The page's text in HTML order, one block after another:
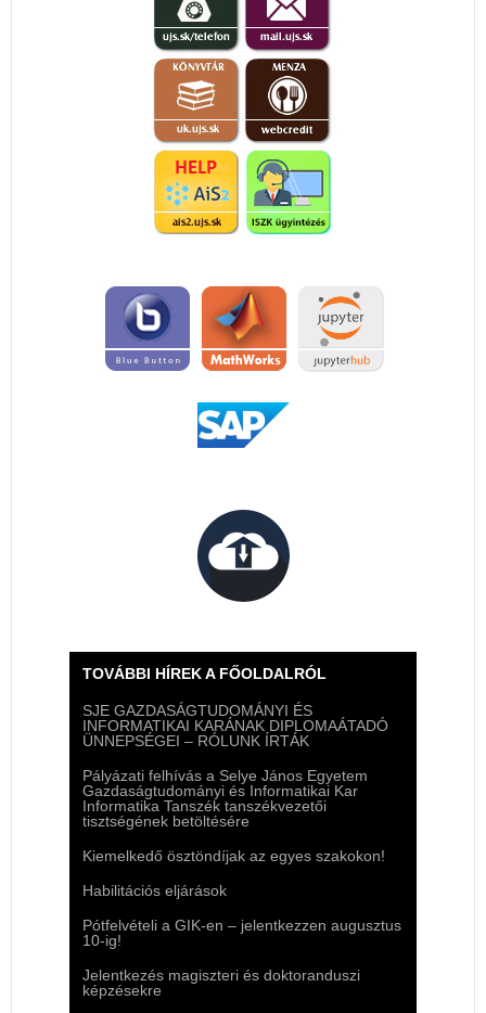
TOVÁBBI HÍREK A FŐOLDALRÓL
SJE GAZDASÁGTUDOMÁNYI ÉS
INFORMATIKAI KARÁNAK DIPLOMAÁTADÓ
ÜNNEPSÉGEI – RÓLUNK ÍRTÁK
Pályázati felhívás a Selye János Egyetem
Gazdaságtudományi és Informatikai Kar
Informatika Tanszék tanszékvezetői
tisztségének betöltésére
Kiemelkedő ösztöndíjak az egyes szakokon!
Habilitációs eljárások
Pótfelvételi a GIK-en – jelentkezzen augusztus
10-ig!
Jelentkezés magiszteri és doktoranduszi
képzésekre